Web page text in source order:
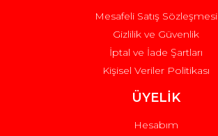
Mesafeli Satış Sözleşmesi
Gizlilik ve Güvenlik
İptal ve İade Şartları
Kişisel Veriler Politikası
ÜYELİK
Hesabım